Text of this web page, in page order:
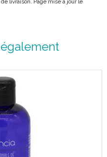
livraison. Page mise à jour le